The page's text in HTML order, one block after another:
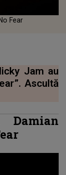
Fear
Jam au
Ascultă